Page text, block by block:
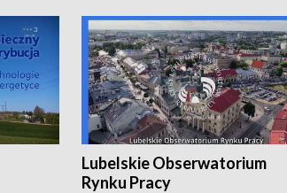
Lubelskie Obserwatorium
Rynku Pracy